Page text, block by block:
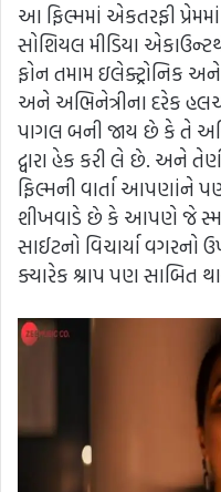
આ ફિલ્મમાં એકતરફી
સોશિયલ મીડિયા
ફોન તમામ ઇલેક્ટ્રોનિક
અને અભિનેત્રીના દરેક
પાગલ બની જાય છે કે તે
દ્વારા હેક કરી લે છે. અને
ફિલ્મની વાર્તા આપણાંને
શીખવાડે છે કે આપણે જે
સાઈટનો વિચાર્યા
ક્યારેક શ્રાપ પણ સાબિત